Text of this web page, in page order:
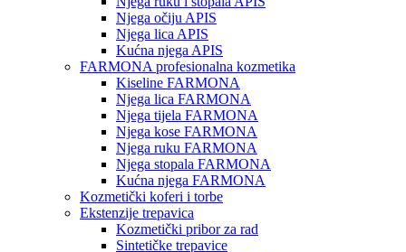
Njega očiju APIS
Njega lica APIS
Kućna njega APIS
FARMONA profesionalna kozmetika
Kiseline FARMONA
Njega lica FARMONA
Njega tijela FARMONA
Njega kose FARMONA
Njega ruku FARMONA
Njega stopala FARMONA
Kućna njega FARMONA
Kozmetički koferi i torbe
Ekstenzije trepavica
Kozmetički pribor za rad
Sintetičke trepavice